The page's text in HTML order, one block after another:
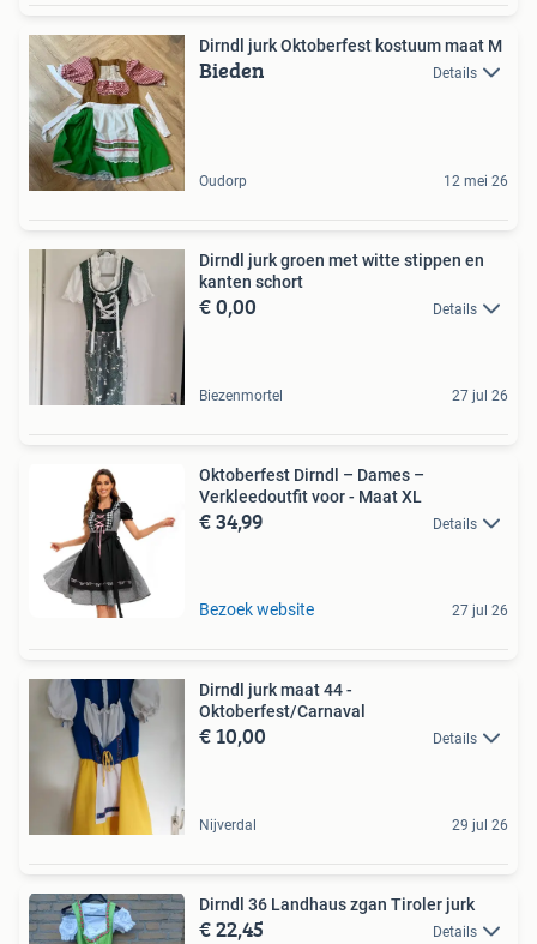
Dirndl jurk Oktoberfest kostuum maat M
Bieden Details
Oudorp 12 mei 26
Dirndl jurk groen met witte stippen en
kanten schort
€ 0,00 Details
Biezenmortel 27 jul 26
Oktoberfest Dirndl – Dames –
Verkleedoutfit voor - Maat XL
€ 34,99 Details
Bezoek website 27 jul 26
Dirndl jurk maat 44 -
Oktoberfest/Carnaval
€ 10,00 Details
Nijverdal 29 jul 26
Dirndl 36 Landhaus zgan Tiroler jurk
€ 22,45 Details